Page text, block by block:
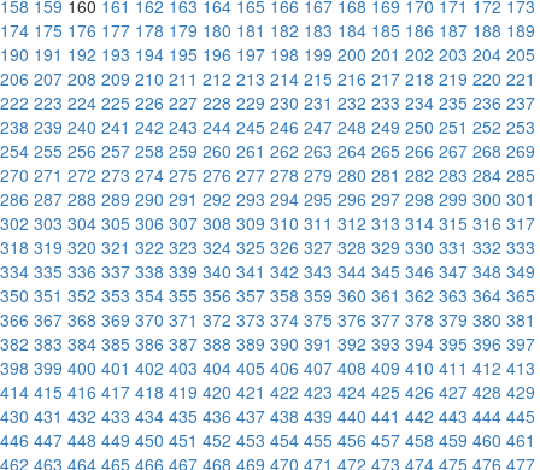
158 159 160 161 162 163 164 165 166 167 168 169 170 171 172 173
174 175 176 177 178 179 180 181 182 183 184 185 186 187 188 189
190 191 192 193 194 195 196 197 198 199 200 201 202 203 204 205
206 207 208 209 210 211 212 213 214 215 216 217 218 219 220 221
222 223 224 225 226 227 228 229 230 231 232 233 234 235 236 237
238 239 240 241 242 243 244 245 246 247 248 249 250 251 252 253
254 255 256 257 258 259 260 261 262 263 264 265 266 267 268 269
270 271 272 273 274 275 276 277 278 279 280 281 282 283 284 285
286 287 288 289 290 291 292 293 294 295 296 297 298 299 300 301
302 303 304 305 306 307 308 309 310 311 312 313 314 315 316 317
318 319 320 321 322 323 324 325 326 327 328 329 330 331 332 333
334 335 336 337 338 339 340 341 342 343 344 345 346 347 348 349
350 351 352 353 354 355 356 357 358 359 360 361 362 363 364 365
366 367 368 369 370 371 372 373 374 375 376 377 378 379 380 381
382 383 384 385 386 387 388 389 390 391 392 393 394 395 396 397
398 399 400 401 402 403 404 405 406 407 408 409 410 411 412 413
414 415 416 417 418 419 420 421 422 423 424 425 426 427 428 429
430 431 432 433 434 435 436 437 438 439 440 441 442 443 444 445
446 447 448 449 450 451 452 453 454 455 456 457 458 459 460 461
462 463 464 465 466 467 468 469 470 471 472 473 474 475 476 477